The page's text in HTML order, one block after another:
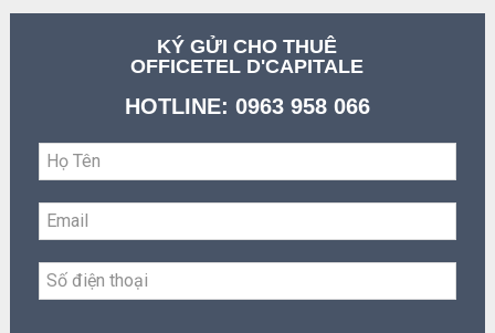
KÝ GỬI CHO THUÊ
OFFICETEL D'CAPITALE
HOTLINE: 0963 958 066